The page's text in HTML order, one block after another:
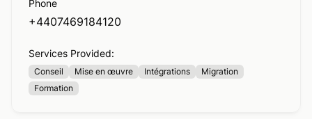
Phone
+4407469184120
Services Provided:
Conseil Mise en œuvre Intégrations
Migration
Formation